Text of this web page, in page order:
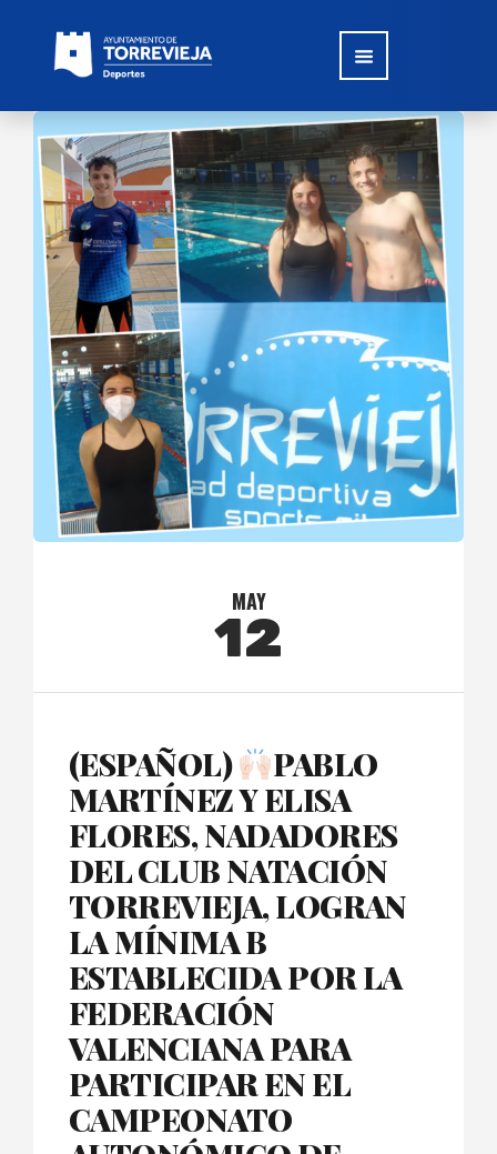
MAY
12
(ESPAÑOL)
PABLO
MARTÍNEZ Y ELISA
FLORES, NADADORES
DEL CLUB NATACIÓN
TORREVIEJA, LOGRAN
LA MÍNIMA B
ESTABLECIDA POR LA
FEDERACIÓN
VALENCIANA PARA
PARTICIPAR EN EL
CAMPEONATO